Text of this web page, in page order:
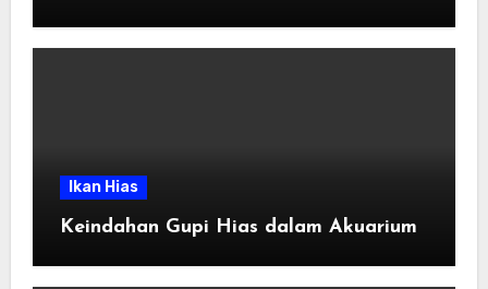
Ikan Hias
Keindahan Gupi Hias dalam Akuarium